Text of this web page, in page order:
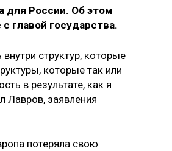
для России. Об этом
главой государства.
структур, которые
которые так или
в результате, как я
Лавров, заявления
потеряла свою